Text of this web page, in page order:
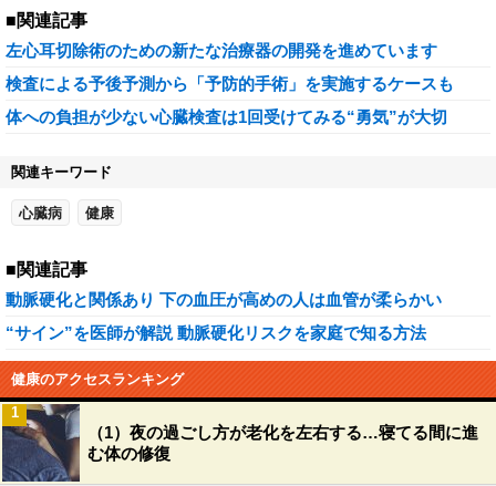
■関連記事
左心耳切除術のための新たな治療器の開発を進めています
検査による予後予測から「予防的手術」を実施するケースも
体への負担が少ない心臓検査は1回受けてみる“勇気”が大切
関連キーワード
心臓病 健康
■関連記事
動脈硬化と関係あり 下の血圧が高めの人は血管が柔らかい
“サイン”を医師が解説 動脈硬化リスクを家庭で知る方法
健康のアクセスランキング
（1）夜の過ごし方が老化を左右する…寝てる間に進
む体の修復
1